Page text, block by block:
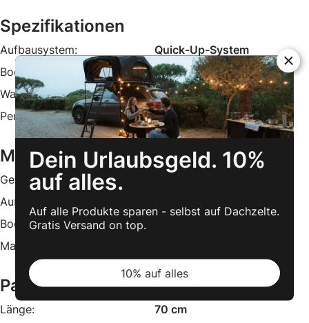
Spezifikationen
Aufbausystem:
Quick-Up-System
Boden:
fest eingenäht
Wassersäule (Außenzelt):
400 mm
Personen:
2
Material
Gestänge:
Außenzelt:
Boden:
Materialstärke:
Packmaß
Länge:
70 cm
Dein Urlaubsgeld. 10%
auf alles.
Auf alle Produkte sparen - selbst auf Dachzelte.
Gratis Versand on top.
10% auf alles